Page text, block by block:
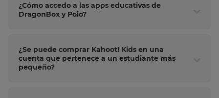
¿Cómo accedo a las apps educativas de
DragonBox y Poio?
¿Se puede comprar Kahoot! Kids en una
cuenta que pertenece a un estudiante más
pequeño?